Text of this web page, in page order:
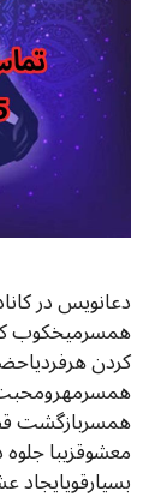
دعانویس در
همسرمیخکوب
کردن
همسربازگشت
معشوقزیبا